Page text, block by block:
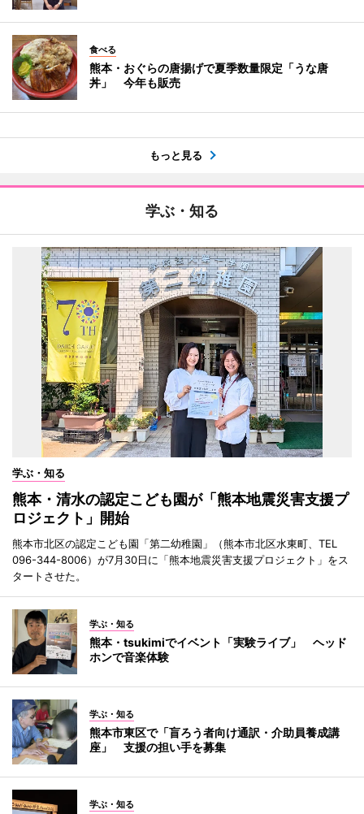
食べる
熊本・おぐらの唐揚げで夏季数量限定「うな唐
丼」 今年も販売
もっと見る
学ぶ・知る
学ぶ・知る
熊本・清水の認定こども園が「熊本地震災害支援プ
ロジェクト」開始
熊本市北区の認定こども園「第二幼稚園」（熊本市北区水東町、TEL
096-344-8006）が7月30日に「熊本地震災害支援プロジェクト」をス
タートさせた。
学ぶ・知る
熊本・tsukimiでイベント「実験ライブ」 ヘッド
ホンで音楽体験
学ぶ・知る
熊本市東区で「盲ろう者向け通訳・介助員養成講
座」 支援の担い手を募集
学ぶ・知る